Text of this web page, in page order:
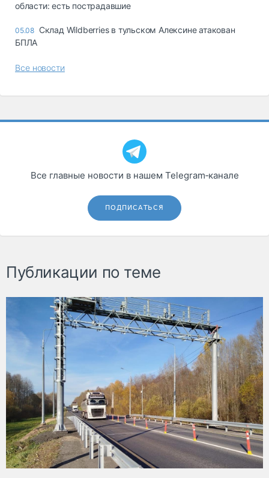
области: есть пострадавшие
05.08 Склад Wildberries в тульском Алексине атакован
БПЛА
Все новости
Все главные новости в нашем Telegram‑канале
ПОДПИСАТЬСЯ
Публикации по теме